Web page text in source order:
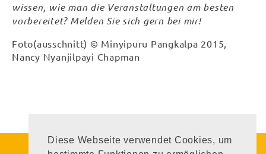
Diese Webseite verwendet Cookies, um
wissen, wie man die Veranstaltungen am besten
vorbereitet? Melden Sie sich gern bei mir!
Foto(ausschnitt) © Minyipuru Pangkalpa 2015,
Nancy Nyanjilpayi Chapman